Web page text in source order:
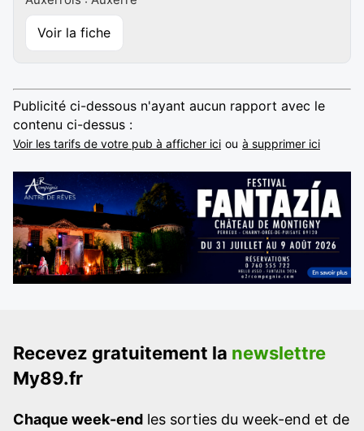
Voir la fiche
Publicité ci-dessous n'ayant aucun rapport avec le
contenu ci-dessus :
Voir les tarifs de votre pub à afficher ici ou à supprimer ici
Recevez gratuitement la newslettre
My89.fr
Chaque week-end les sorties du week-end et de